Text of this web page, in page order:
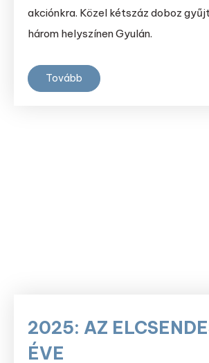
akciónkra. Közel kétszáz doboz
három helyszínen Gyulán.
Tovább
2025: AZ
ÉVE